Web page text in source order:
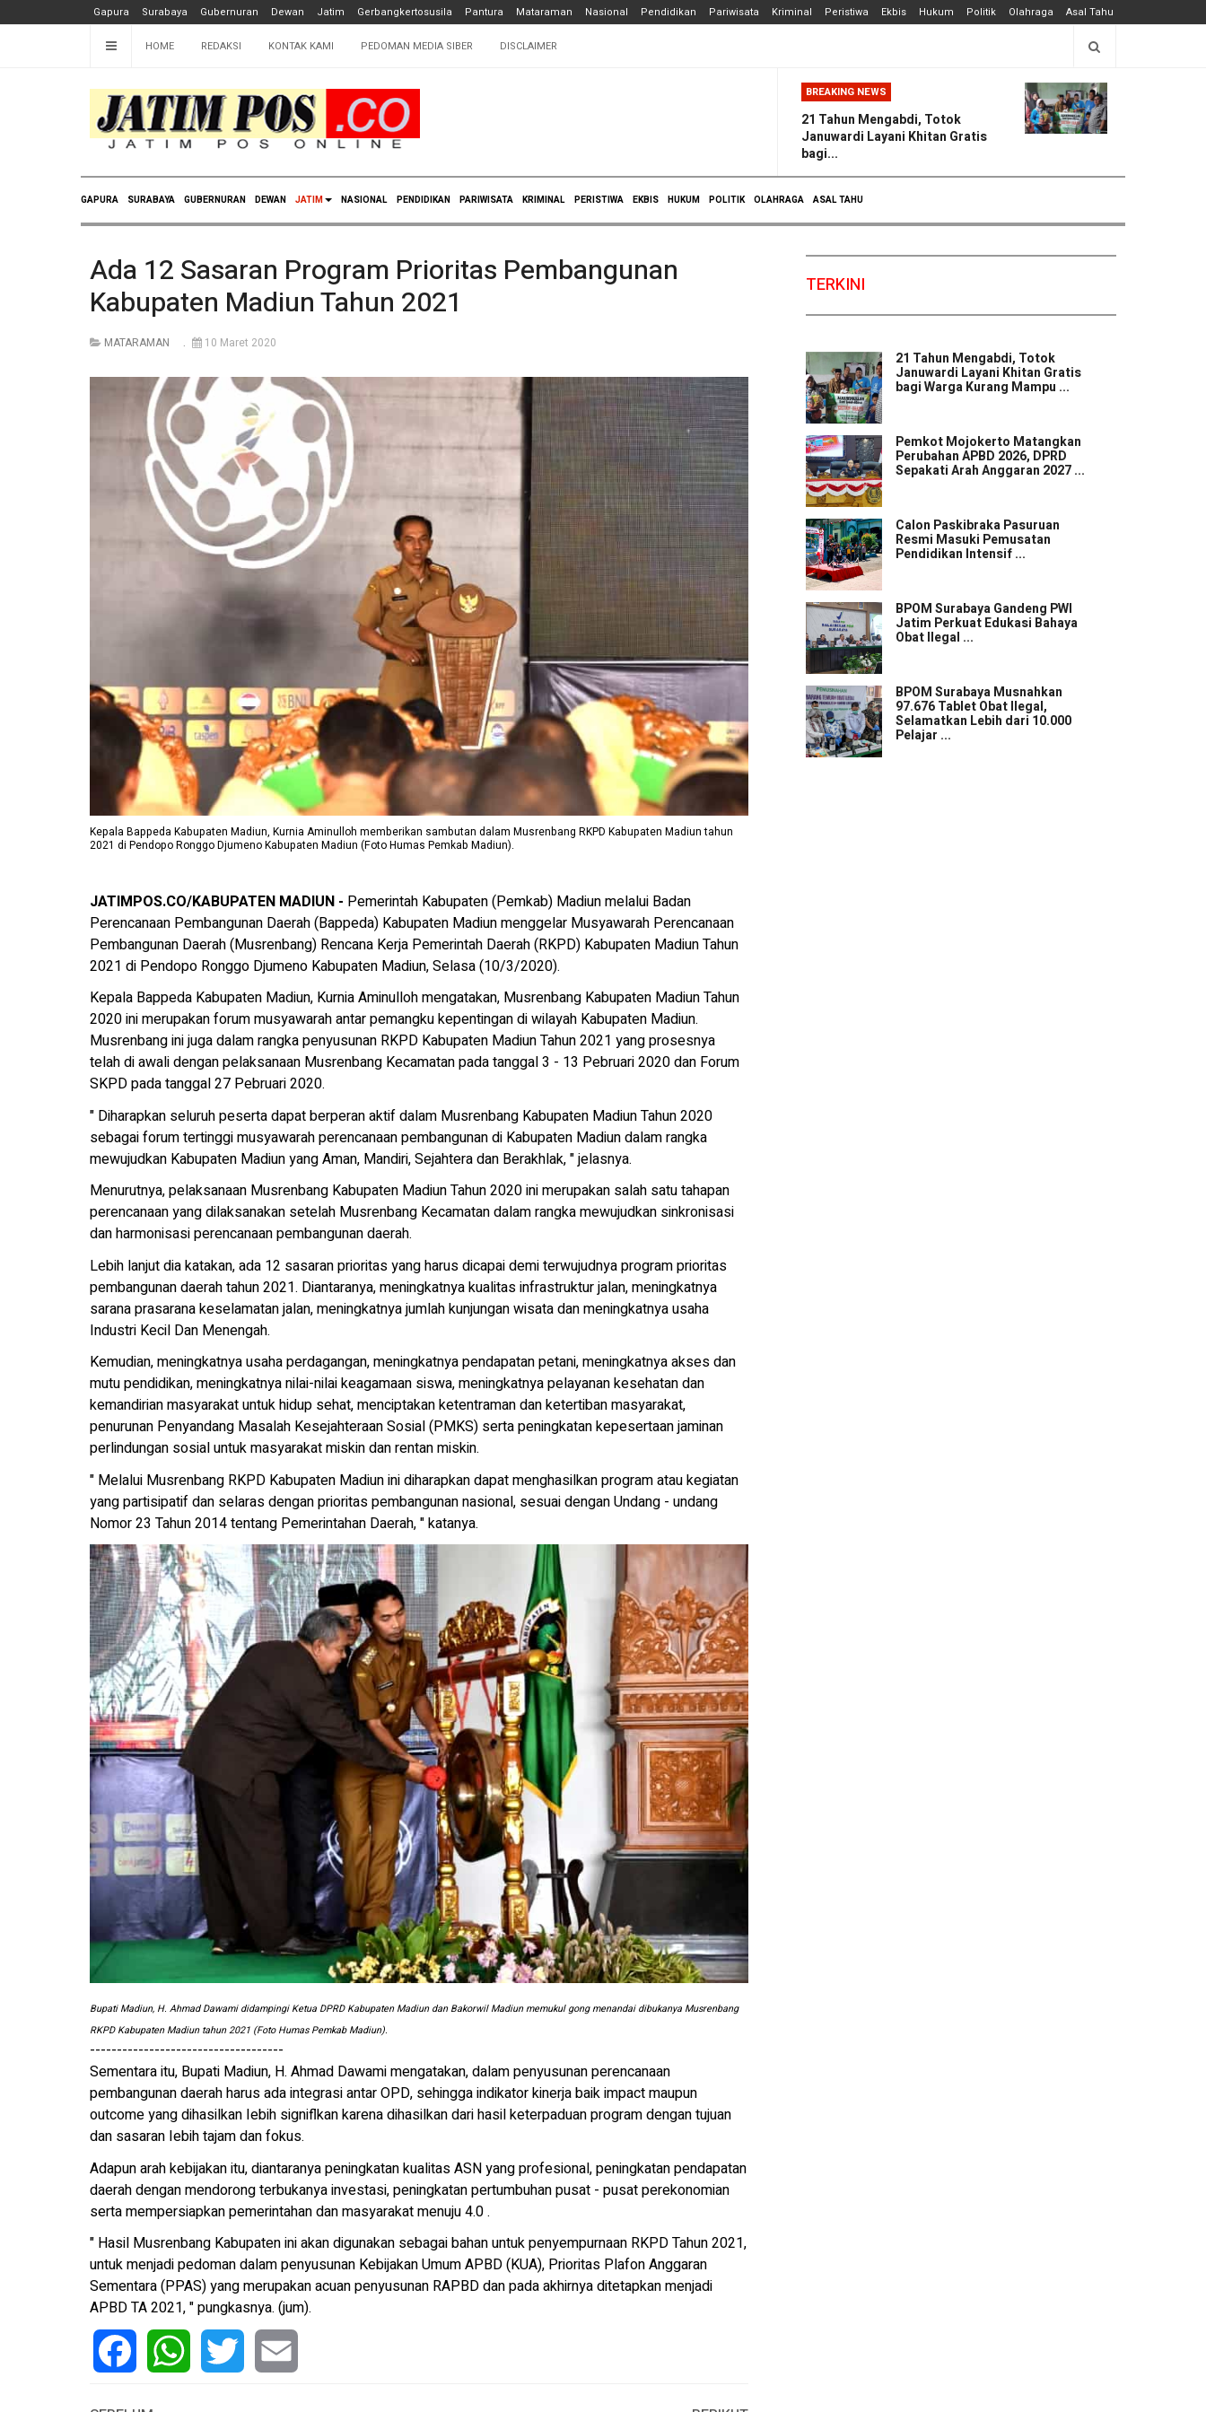
Gapura Surabaya Gubernuran Dewan Jatim Gerbangkertosusila Pantura Mataraman Nasional Pendidikan Pariwisata Kriminal Peristiwa Ekbis Hukum Politik Olahraga Asal Tahu
HOME REDAKSI KONTAK KAMI PEDOMAN MEDIA SIBER DISCLAIMER
BREAKING NEWS
21 Tahun Mengabdi, Totok
Januwardi Layani Khitan Gratis
bagi...
GAPURA SURABAYA GUBERNURAN DEWAN JATIM NASIONAL PENDIDIKAN PARIWISATA KRIMINAL PERISTIWA EKBIS HUKUM POLITIK OLAHRAGA ASAL TAHU
Ada 12 Sasaran Program Prioritas Pembangunan
Kabupaten Madiun Tahun 2021
MATARAMAN 10 Maret 2020
Kepala Bappeda Kabupaten Madiun, Kurnia Aminulloh memberikan sambutan dalam Musrenbang RKPD Kabupaten Madiun tahun
2021 di Pendopo Ronggo Djumeno Kabupaten Madiun (Foto Humas Pemkab Madiun).
JATIMPOS.CO/KABUPATEN MADIUN - Pemerintah Kabupaten (Pemkab) Madiun melalui Badan
Perencanaan Pembangunan Daerah (Bappeda) Kabupaten Madiun menggelar Musyawarah Perencanaan
Pembangunan Daerah (Musrenbang) Rencana Kerja Pemerintah Daerah (RKPD) Kabupaten Madiun Tahun
2021 di Pendopo Ronggo Djumeno Kabupaten Madiun, Selasa (10/3/2020).
Kepala Bappeda Kabupaten Madiun, Kurnia Aminulloh mengatakan, Musrenbang Kabupaten Madiun Tahun
2020 ini merupakan forum musyawarah antar pemangku kepentingan di wilayah Kabupaten Madiun.
Musrenbang ini juga dalam rangka penyusunan RKPD Kabupaten Madiun Tahun 2021 yang prosesnya
telah di awali dengan pelaksanaan Musrenbang Kecamatan pada tanggal 3 - 13 Pebruari 2020 dan Forum
SKPD pada tanggal 27 Pebruari 2020.
" Diharapkan seluruh peserta dapat berperan aktif dalam Musrenbang Kabupaten Madiun Tahun 2020
sebagai forum tertinggi musyawarah perencanaan pembangunan di Kabupaten Madiun dalam rangka
mewujudkan Kabupaten Madiun yang Aman, Mandiri, Sejahtera dan Berakhlak, " jelasnya.
Menurutnya, pelaksanaan Musrenbang Kabupaten Madiun Tahun 2020 ini merupakan salah satu tahapan
perencanaan yang dilaksanakan setelah Musrenbang Kecamatan dalam rangka mewujudkan sinkronisasi
dan harmonisasi perencanaan pembangunan daerah.
Lebih lanjut dia katakan, ada 12 sasaran prioritas yang harus dicapai demi terwujudnya program prioritas
pembangunan daerah tahun 2021. Diantaranya, meningkatnya kualitas infrastruktur jalan, meningkatnya
sarana prasarana keselamatan jalan, meningkatnya jumlah kunjungan wisata dan meningkatnya usaha
Industri Kecil Dan Menengah.
Kemudian, meningkatnya usaha perdagangan, meningkatnya pendapatan petani, meningkatnya akses dan
mutu pendidikan, meningkatnya nilai-nilai keagamaan siswa, meningkatnya pelayanan kesehatan dan
kemandirian masyarakat untuk hidup sehat, menciptakan ketentraman dan ketertiban masyarakat,
penurunan Penyandang Masalah Kesejahteraan Sosial (PMKS) serta peningkatan kepesertaan jaminan
perlindungan sosial untuk masyarakat miskin dan rentan miskin.
" Melalui Musrenbang RKPD Kabupaten Madiun ini diharapkan dapat menghasilkan program atau kegiatan
yang partisipatif dan selaras dengan prioritas pembangunan nasional, sesuai dengan Undang - undang
Nomor 23 Tahun 2014 tentang Pemerintahan Daerah, " katanya.
Bupati Madiun, H. Ahmad Dawami didampingi Ketua DPRD Kabupaten Madiun dan Bakorwil Madiun memukul gong menandai dibukanya Musrenbang
RKPD Kabupaten Madiun tahun 2021 (Foto Humas Pemkab Madiun).
------------------------------------
Sementara itu, Bupati Madiun, H. Ahmad Dawami mengatakan, dalam penyusunan perencanaan
pembangunan daerah harus ada integrasi antar OPD, sehingga indikator kinerja baik impact maupun
outcome yang dihasilkan Iebih signiflkan karena dihasilkan dari hasil keterpaduan program dengan tujuan
dan sasaran Iebih tajam dan fokus.
Adapun arah kebijakan itu, diantaranya peningkatan kualitas ASN yang profesional, peningkatan pendapatan
daerah dengan mendorong terbukanya investasi, peningkatan pertumbuhan pusat - pusat perekonomian
serta mempersiapkan pemerintahan dan masyarakat menuju 4.0 .
" Hasil Musrenbang Kabupaten ini akan digunakan sebagai bahan untuk penyempurnaan RKPD Tahun 2021,
untuk menjadi pedoman dalam penyusunan Kebijakan Umum APBD (KUA), Prioritas Plafon Anggaran
Sementara (PPAS) yang merupakan acuan penyusunan RAPBD dan pada akhirnya ditetapkan menjadi
APBD TA 2021, " pungkasnya. (jum).
TERKINI
21 Tahun Mengabdi, Totok
Januwardi Layani Khitan Gratis
bagi Warga Kurang Mampu ...
Pemkot Mojokerto Matangkan
Perubahan APBD 2026, DPRD
Sepakati Arah Anggaran 2027 ...
Calon Paskibraka Pasuruan
Resmi Masuki Pemusatan
Pendidikan Intensif ...
BPOM Surabaya Gandeng PWI
Jatim Perkuat Edukasi Bahaya
Obat Ilegal ...
BPOM Surabaya Musnahkan
97.676 Tablet Obat Ilegal,
Selamatkan Lebih dari 10.000
Pelajar ...